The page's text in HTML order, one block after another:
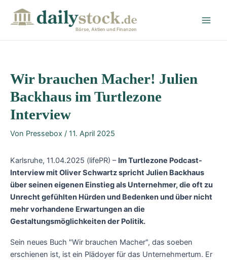
Börse, Aktien und Finanzen
Wir brauchen Macher! Julien
Backhaus im Turtlezone
Interview
Von Pressebox / 11. April 2025
Karlsruhe, 11.04.2025 (lifePR) – Im Turtlezone Podcast-
Interview mit Oliver Schwartz spricht Julien Backhaus
über seinen eigenen Einstieg als Unternehmer, die oft zu
Unrecht gefühlten Hürden und Bedenken und über nicht
mehr vorhandene Erwartungen an die
Gestaltungsmöglichkeiten der Politik.
Sein neues Buch "Wir brauchen Macher", das soeben
erschienen ist, ist ein Plädoyer für das Unternehmertum. Er